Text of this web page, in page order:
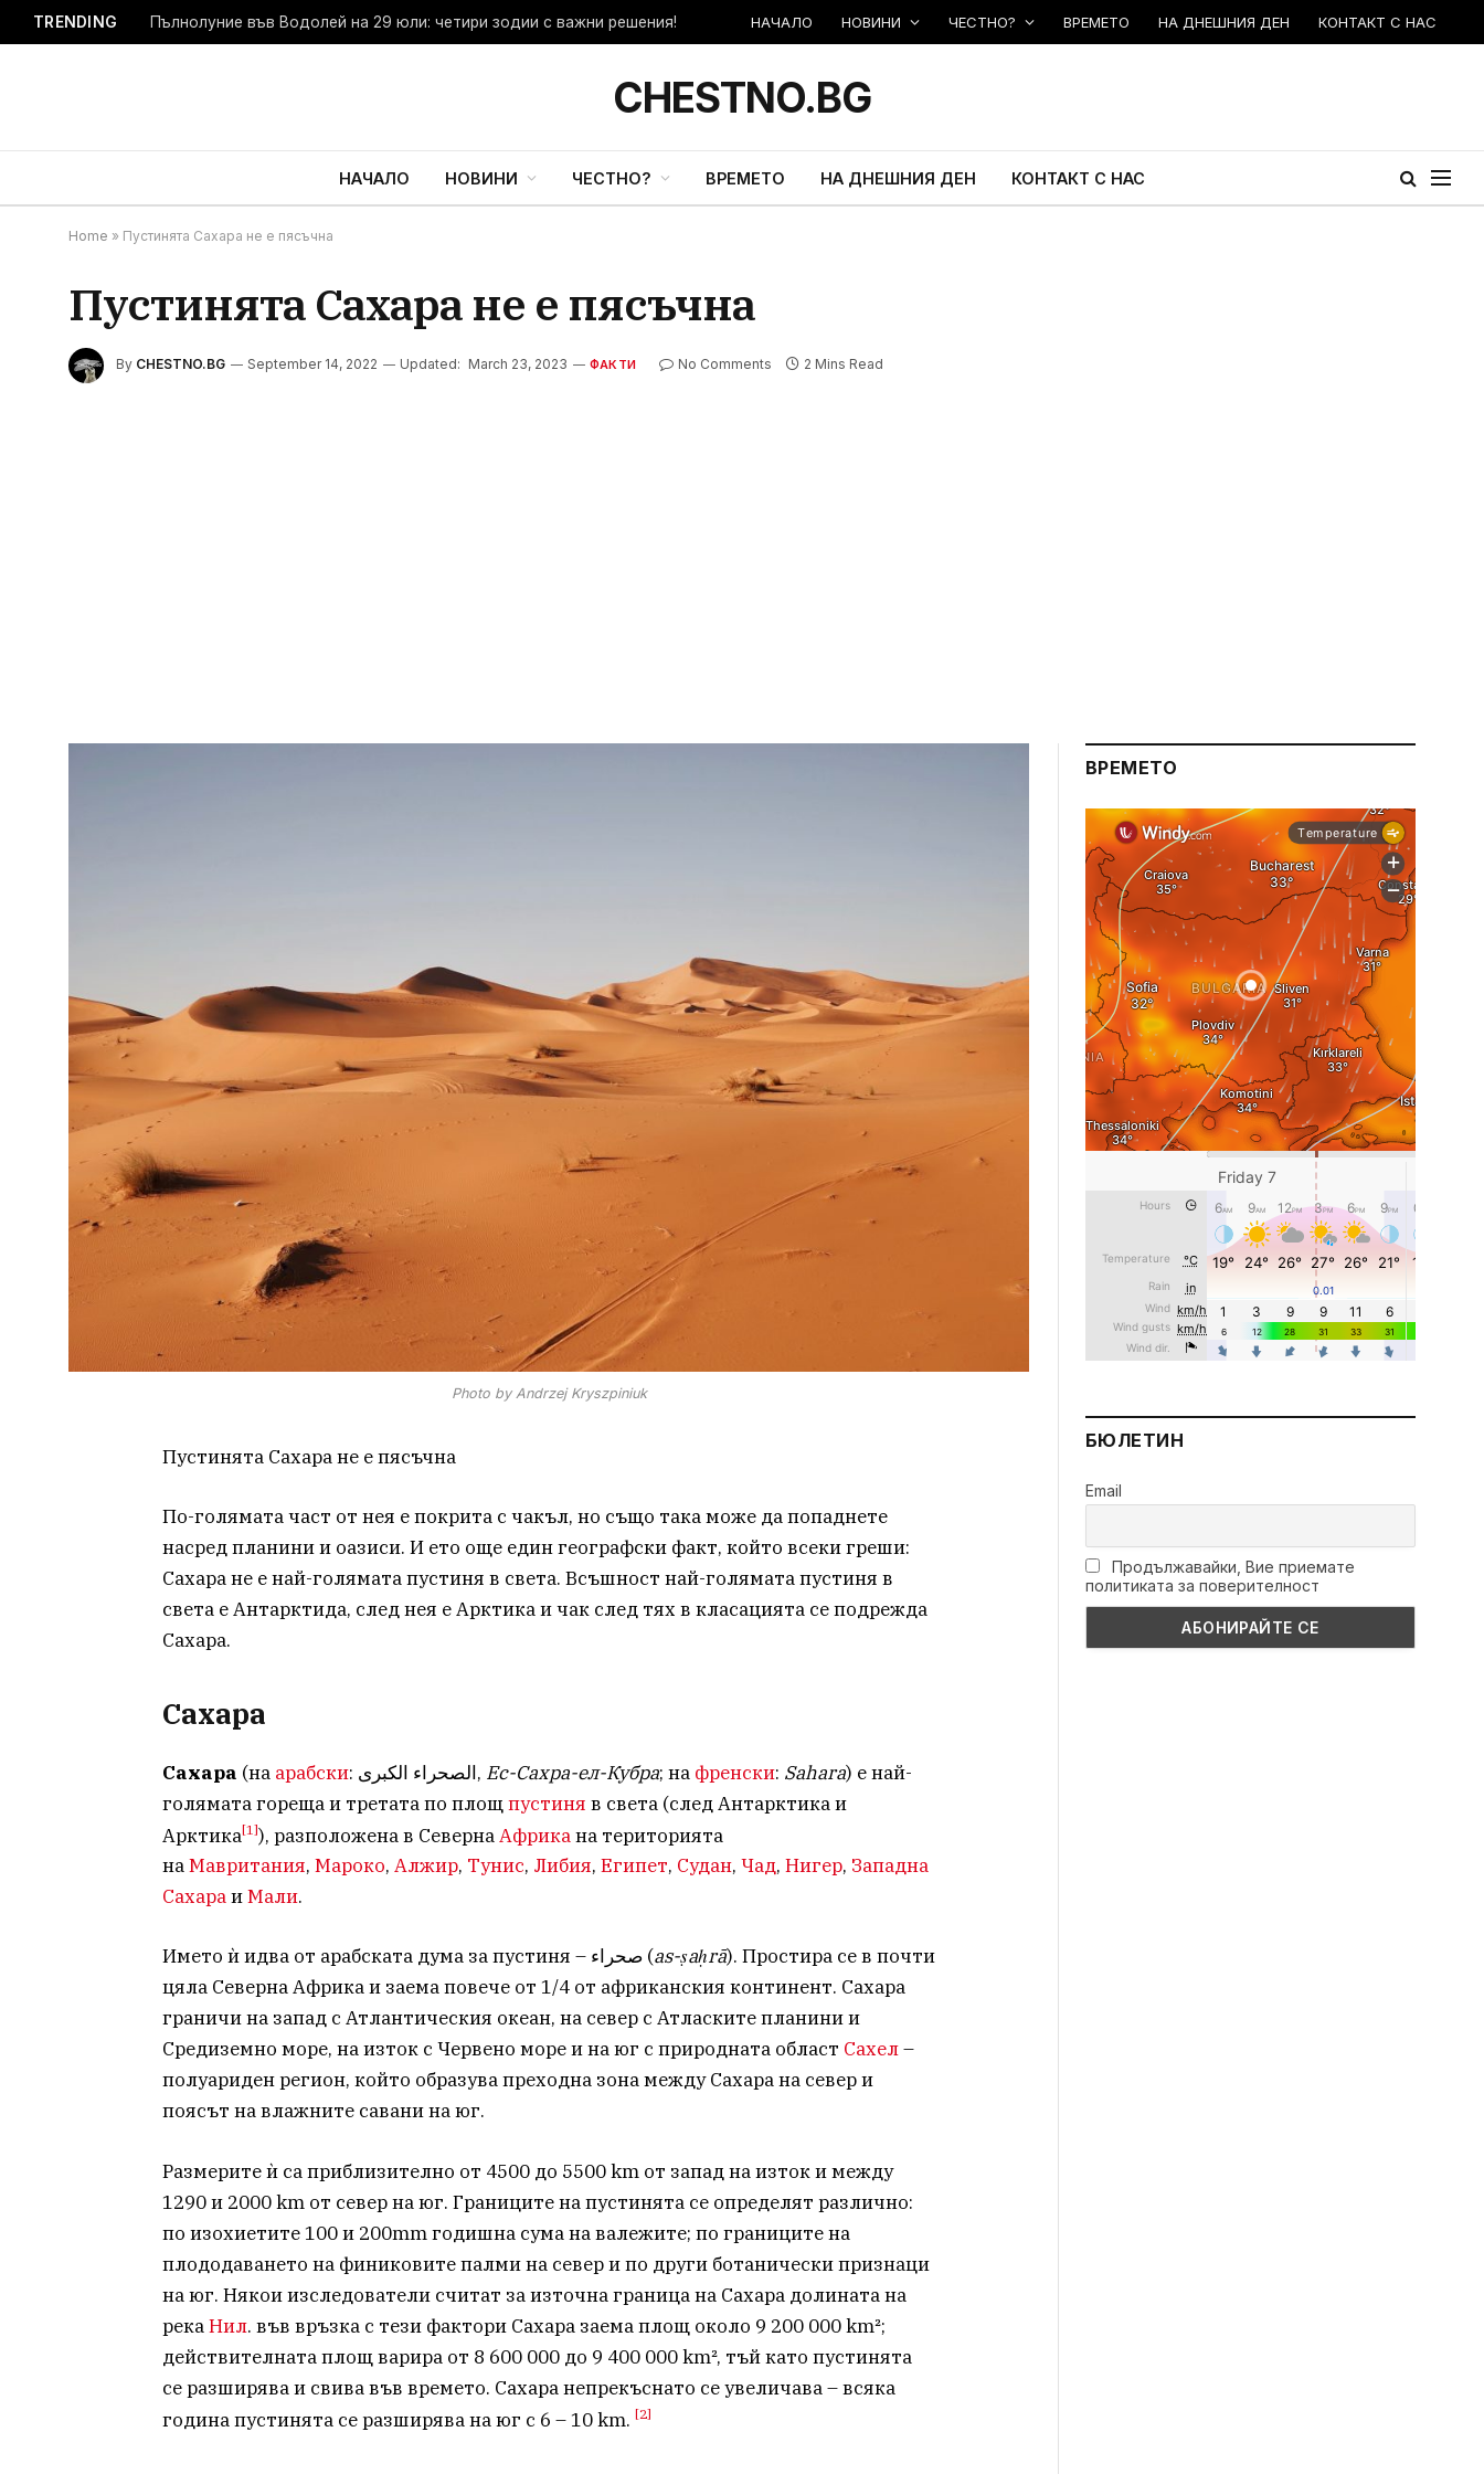
TRENDING Пълнолуние във Водолей на 29 юли: четири зодии с важни решения! НАЧАЛО НОВИНИ ЧЕСТНО? ВРЕМЕТО НА ДНЕШНИЯ ДЕН КОНТАКТ С НАС
CHESTNO.BG
НАЧАЛО НОВИНИ ЧЕСТНО? ВРЕМЕТО НА ДНЕШНИЯ ДЕН КОНТАКТ С НАС
Home » Пустинята Сахара не е пясъчна
Пустинята Сахара не е пясъчна
By CHESTNO.BG September 14, 2022 Updated: March 23, 2023 ФАКТИ No Comments 2 Mins Read
Photo by Andrzej Kryszpiniuk
Пустинята Сахара не е пясъчна
По-голямата част от нея е покрита с чакъл, но също така може да попаднете
насред планини и оазиси. И ето още един географски факт, който всеки греши:
Сахара не е най-голямата пустиня в света. Всъшност най-голямата пустиня в
света е Антарктида, след нея е Арктика и чак след тях в класацията се подрежда
Сахара.
Сахара
Сахара (на арабски : الصحراء الكبرى‎, Ес-Сахра-ел-Кубра; на френски: Sahara) е най-
голямата гореща и третата по площпустиня в света (след Антарктика и
Арктика[1]), разположена в Северна Африка на територията
наМавритания, Мароко, Алжир, Тунис, Либия, Египет, Судан, Чад, Нигер, Западна
СахараиМали.
Името ѝ идва от арабската дума за пустиня – صحراء (as-ṣaḥrā). Простира се в почти
цяла Северна Африка и заема повече от 1/4 от африканския континент. Сахара
граничи на запад с Атлантическия океан, на север с Атласките планини и
Средиземно море, на изток с Червено море и на юг с природната област Сахел–
полуариден регион, който образува преходна зона между Сахара на север и
поясът на влажните савани на юг.
Размерите ѝ са приблизително от 4500 до 5500 km от запад на изток и между
1290 и 2000 km от север на юг. Границите на пустинята се определят различно:
по изохиетите 100 и 200mm годишна сума на валежите; по границите на
плододаването на финиковите палми на север и по други ботанически признаци
на юг. Някои изследователи считат за източна граница на Сахара долината на
рекаНил. във връзка с тези фактори Сахара заема площ около 9 200 000 km²;
действителната площ варира от 8 600 000 до 9 400 000 km², тъй като пустинята
се разширява и свива във времето. Сахара непрекъснато се увеличава – всяка
година пустинята се разширява на юг с 6 – 10 km. [2]
ВРЕМЕТО
БЮЛЕТИН
Email
Продължавайки, Вие приемате
политиката за поверителност